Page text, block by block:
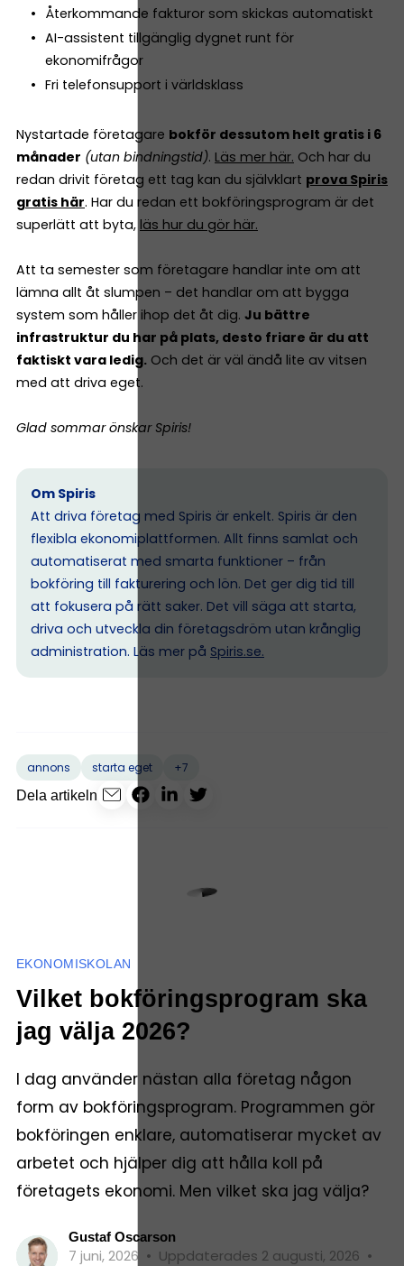
Återkommande fakturor som skickas automatiskt
AI-assistent tillgänglig dygnet runt för
ekonomifrågor
Fri telefonsupport i världsklass
Nystartade företagare bokför dessutom helt gratis i 6
månader (utan bindningstid). Läs mer här. Och har du
redan drivit företag ett tag kan du självklart prova Spiris
gratis här. Har du redan ett bokföringsprogram är det
superlätt att byta, läs hur du gör här.
Att ta semester som företagare handlar inte om att
lämna allt åt slumpen – det handlar om att bygga
system som håller ihop det åt dig. Ju bättre
infrastruktur du har på plats, desto friare är du att
faktiskt vara ledig. Och det är väl ändå lite av vitsen
med att driva eget.
Glad sommar önskar Spiris!
Om Spiris
Att driva företag med Spiris är enkelt. Spiris är den
flexibla ekonomiplattformen. Allt finns samlat och
automatiserat med smarta funktioner – från
bokföring till fakturering och lön. Det ger dig tid till
att fokusera på rätt saker. Det vill säga att starta,
driva och utveckla din företagsdröm utan krånglig
administration. Läs mer på Spiris.se.
annons starta eget
+7
Dela artikeln
EKONOMISKOLAN
Vilket bokföringsprogram ska
jag välja 2026?
I dag använder nästan alla företag någon
form av bokföringsprogram. Programmen gör
bokföringen enklare, automatiserar mycket av
arbetet och hjälper dig att hålla koll på
företagets ekonomi. Men vilket ska jag välja?
Gustaf Oscarson
7 juni, 2026 • Uppdaterades 2 augusti, 2026 •